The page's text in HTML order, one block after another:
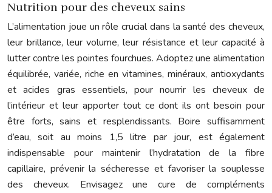
Nutrition pour des cheveux sains
L’alimentation joue un rôle crucial dans la santé des cheveux,
leur brillance, leur volume, leur résistance et leur capacité à
lutter contre les pointes fourchues. Adoptez une alimentation
équilibrée, variée, riche en vitamines, minéraux, antioxydants
et acides gras essentiels, pour nourrir les cheveux de
l’intérieur et leur apporter tout ce dont ils ont besoin pour
être forts, sains et resplendissants. Boire suffisamment
d’eau, soit au moins 1,5 litre par jour, est également
indispensable pour maintenir l’hydratation de la fibre
capillaire, prévenir la sécheresse et favoriser la souplesse
des cheveux. Envisagez une cure de compléments